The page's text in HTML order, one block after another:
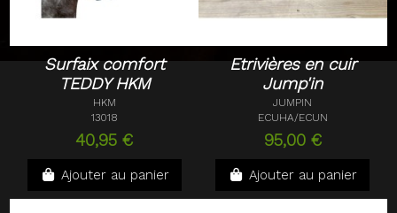
Surfaix comfort
TEDDY HKM
HKM
13018
40,95 €
Ajouter au panier
Etrivières en cuir
Jump'in
JUMPIN
ECUHA/ECUN
95,00 €
Ajouter au panier